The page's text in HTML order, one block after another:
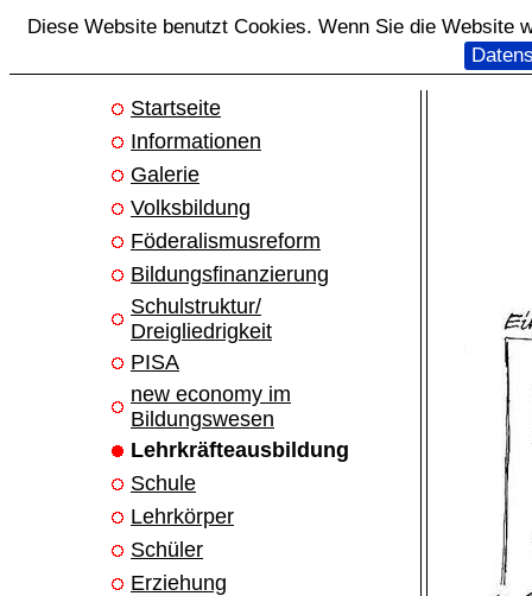
Diese Website benutzt Cookies. Wenn Sie die Website
Startseite
Informationen
Galerie
Volksbildung
Föderalismusreform
Bildungsfinanzierung
Schulstruktur/
Dreigliedrigkeit
PISA
new economy im
Bildungswesen
Lehrkräfteausbildung
Schule
Lehrkörper
Schüler
Erziehung